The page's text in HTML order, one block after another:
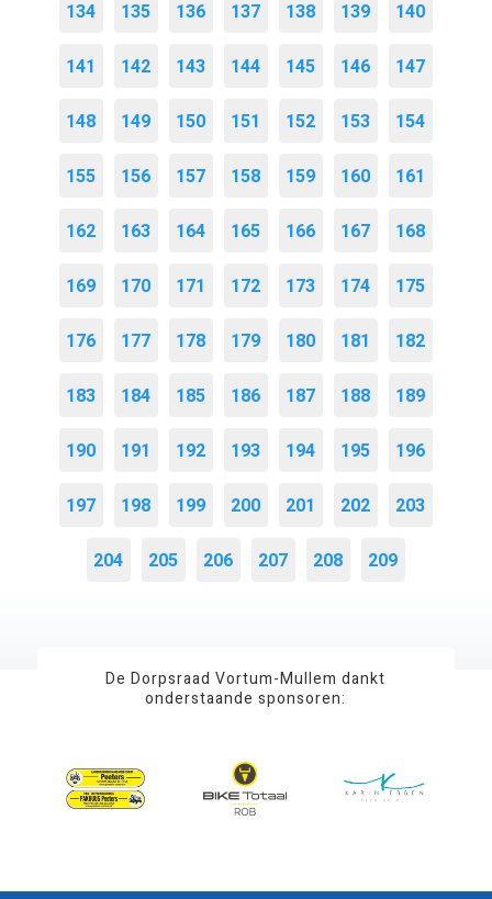
134 135 136 137 138 139 140
141 142 143 144 145 146 147
148 149 150 151 152 153 154
155 156 157 158 159 160 161
162 163 164 165 166 167 168
169 170 171 172 173 174 175
176 177 178 179 180 181 182
183 184 185 186 187 188 189
190 191 192 193 194 195 196
197 198 199 200 201 202 203
204 205 206 207 208 209
De Dorpsraad Vortum-Mullem dankt
onderstaande sponsoren: